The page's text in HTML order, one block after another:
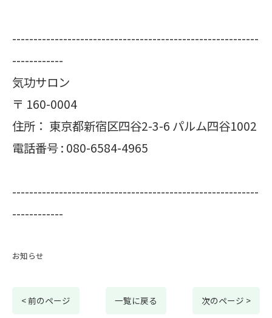
----------------------------------------------------------
------------
気功サロン
〒 160-0004
住所： 東京都新宿区四谷2-3-6 パルム四谷1002
電話番号 : 080-6584-4965
----------------------------------------------------------
------------
お知らせ
< 前のページ 一覧に戻る 次のページ >